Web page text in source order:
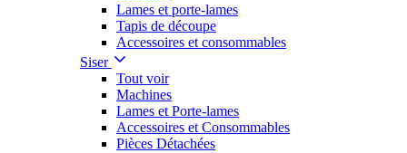
Lames et porte-lames
Tapis de découpe
Accessoires et consommables
Siser
Tout voir
Machines
Lames et Porte-lames
Accessoires et Consommables
Pièces Détachées